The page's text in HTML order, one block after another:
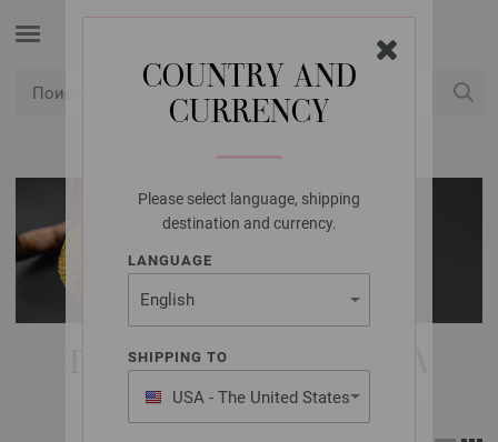
COUNTRY AND
CURRENCY
Please select language, shipping
destination and currency.
LANGUAGE
SHIPPING TO
USA - The United States
of America
ПРЯЖА LANA GROSSA